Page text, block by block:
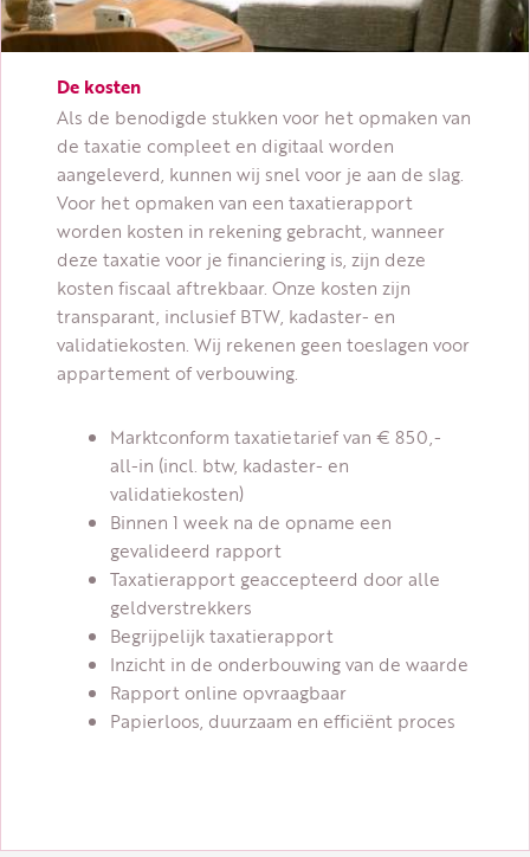
De kosten
Als de benodigde stukken voor het opmaken van
de taxatie compleet en digitaal worden
aangeleverd, kunnen wij snel voor je aan de slag.
Voor het opmaken van een taxatierapport
worden kosten in rekening gebracht, wanneer
deze taxatie voor je financiering is, zijn deze
kosten fiscaal aftrekbaar. Onze kosten zijn
transparant, inclusief BTW, kadaster- en
validatiekosten. Wij rekenen geen toeslagen voor
appartement of verbouwing.
Marktconform taxatietarief van € 850,-
all-in (incl. btw, kadaster- en
validatiekosten)
Binnen 1 week na de opname een
gevalideerd rapport
Taxatierapport geaccepteerd door alle
geldverstrekkers
Begrijpelijk taxatierapport
Inzicht in de onderbouwing van de waarde
Rapport online opvraagbaar
Papierloos, duurzaam en efficiënt proces